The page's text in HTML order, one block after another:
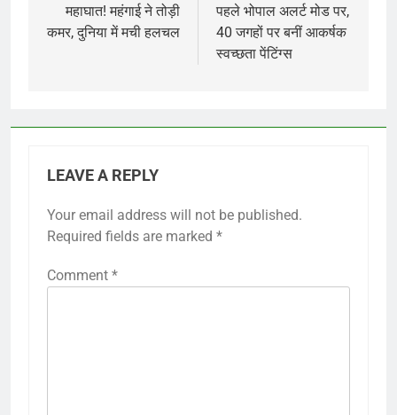
महाघात! महंगाई ने तोड़ी
कमर, दुनिया में मची हलचल
पहले भोपाल अलर्ट मोड पर,
40 जगहों पर बनीं आकर्षक
स्वच्छता पेंटिंग्स
LEAVE A REPLY
Your email address will not be published.
Required fields are marked *
Comment *